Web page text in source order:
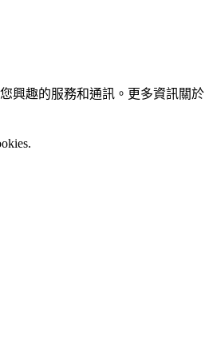
興趣的服務和通訊。更多資訊關於